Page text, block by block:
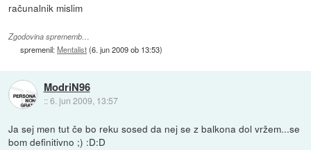
računalnik mislim
Zgodovina sprememb…
spremenil:Mentalist(6. jun 2009 ob 13:53)
ModriN96
::6. jun 2009, 13:57
Ja sej men tut če bo reku sosed da nej se z balkona dol vržem...se
bom definitivno ;) :D:D